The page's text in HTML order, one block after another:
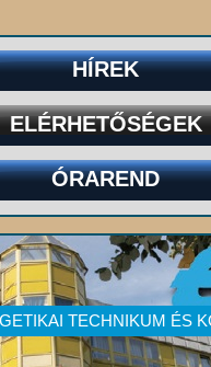
HÍREK
ELÉRHETŐSÉGEK
ÓRAREND
TECHNIKUM ÉS